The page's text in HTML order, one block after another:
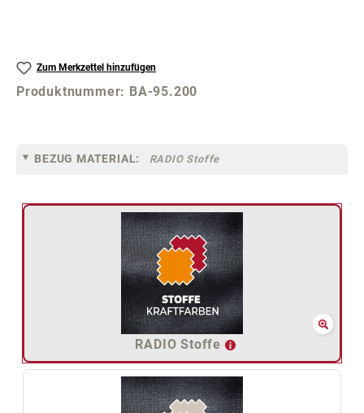
Zum Merkzettel hinzufügen
Produktnummer: BA-95.200
BEZUG MATERIAL: RADIO Stoffe
RADIO Stoffe